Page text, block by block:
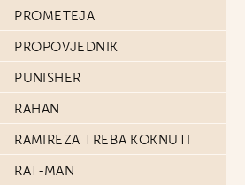
PROMETEJA
PROPOVJEDNIK
PUNISHER
RAHAN
RAMIREZA TREBA KOKNUTI
RAT-MAN